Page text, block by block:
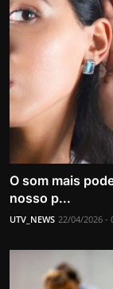
O som mais
nosso p...
UTV_NEWS 22/04/2026 -